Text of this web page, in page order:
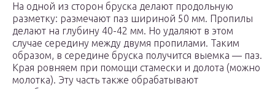
На одной из сторон бруска делают продольную
разметку: размечают паз шириной 50 мм. Пропилы
делают на глубину 40-42 мм. Но удаляют в этом
случае середину между двумя пропилами. Таким
образом, в середине бруска получится выемка — паз.
Края ровняем при помощи стамески и долота (можно
молотка). Эту часть также обрабатывают